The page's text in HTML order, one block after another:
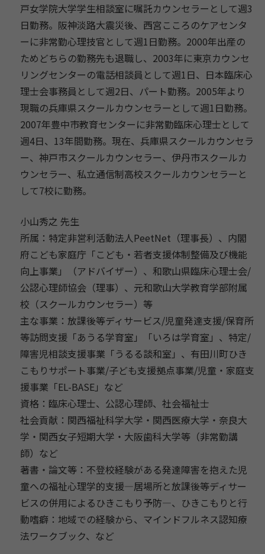
戸女学院大学学生相談室に嘱託カウンセラーとして週3
日勤務。阪神淡路大震災後、 西宮こころのケアセンタ
ーに非常勤心理技官として週1日勤務。 2000年出産の
ためどちらの勤務先も退職し、 2003年に東京カウンセ
リングセンターの電話相談員として週1日、日本臨床心
理士会事務員として週2日、パート勤務。 2005年より
現職の兵庫県スクールカウンセラーとして週1日勤務。
2007年豊中市教育センターに非常勤臨床心理士として
週4日、 13年間勤務。現在、兵庫県スクールカウンセラ
ー、 神戸市スクールカウンセラー、伊丹市スクールカ
ウンセラー、 私立通信制高校スクールカウンセラーと
して7校に勤務。
小山秀之 先生
所属：特定非営利活動法人PeetNet（理事長）、 内閣
府こども家庭庁「こども・ 若者支援体制整備及び機能
向上事業」（アドバイザー）、 和歌山県臨床心理士会/
公認心理師協会（理事）、 元和歌山大学教育学部附属
校（スクールカウンセラー）等
主な事業：放課後等ディサービス/児童発達支援/保育所
等訪問支援「あうる学育室」「いろは学育室」、特定/
障害児相談支援事業「うるる談和室」、 有田川町ひき
こもりサポート事業/子ども支援拠点事業/児童・ 家庭支
援事業「EL-BASE」など
資格：臨床心理士、公認心理師、社会福祉士
社会貢献：関西福祉科学大学・関西医療大学・奈良大
学・ 関西女子短期大学・大阪歯科大学等（非常勤講
師）など
著書・論文等： 不登校経験がある発達障害を抱えた児
童への福祉心理学的支援―居場所と放課後等ディサー
ビスの併用によるひきこもり予防―、 ひきこもりと行
動嗜癖：地域での経験から、 マインドフルネス認知療
法ワークブック、など